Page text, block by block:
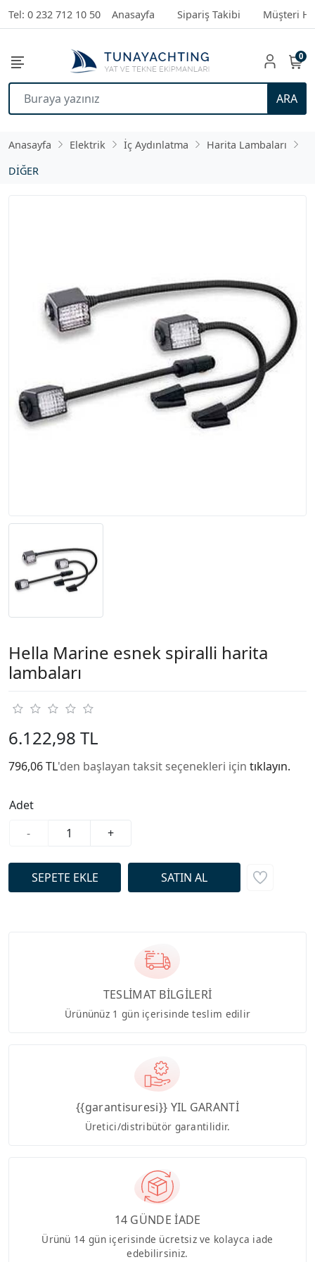
Tel: 0 232 712 10 50 Anasayfa Sipariş Takibi Müşteri
ARA
0
Anasayfa Elektrik İç Aydınlatma
Harita Lambaları
DİĞER
Hella Marine esnek spiralli harita
lambaları
6.122,98 TL
796,06 TL'den başlayan taksit seçenekleri için tıklayın.
Adet
-
+
TESLİMAT BİLGİLERİ
Ürününüz 1 gün içerisinde teslim edilir
{{garantisuresi}} YIL GARANTİ
Üretici/distribütör garantilidir.
14 GÜNDE İADE
Ürünü 14 gün içerisinde ücretsiz ve kolayca iade
edebilirsiniz.